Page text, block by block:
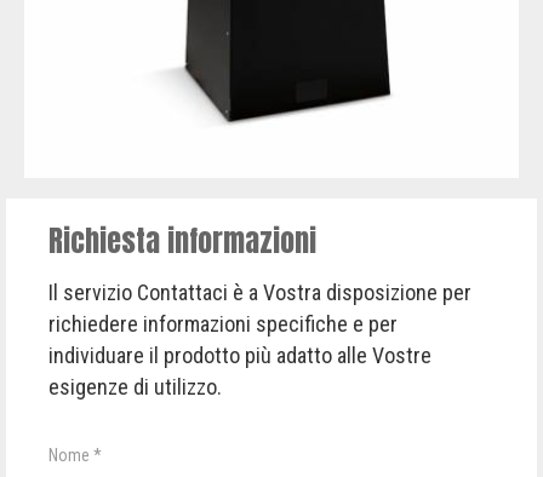
Richiesta informazioni
Il servizio Contattaci è a Vostra disposizione per
richiedere informazioni specifiche e per
individuare il prodotto più adatto alle Vostre
esigenze di utilizzo.